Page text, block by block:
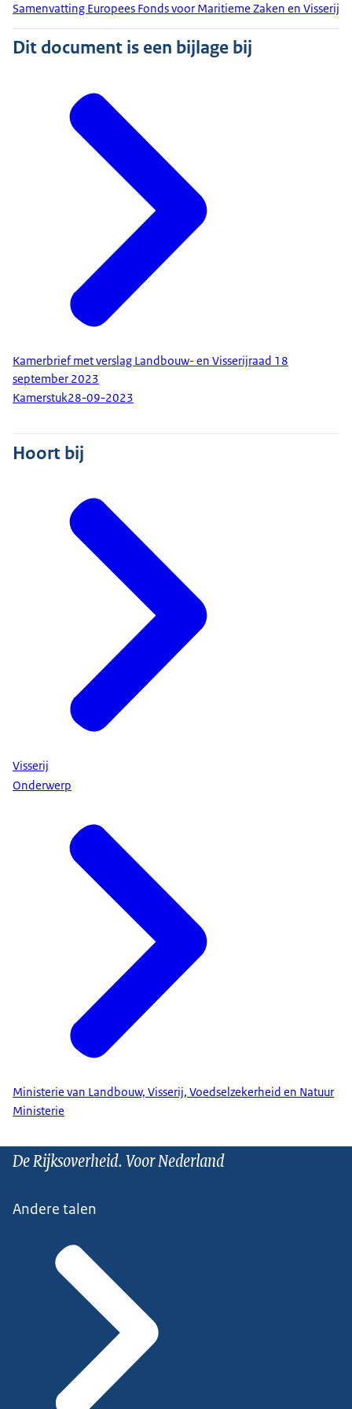
Samenvatting Europees Fonds voor Maritieme Zaken en Visserij
Dit document is een bijlage bij
Kamerbrief met verslag Landbouw- en Visserijraad 18
september 2023
Kamerstuk28-09-2023
Hoort bij
Visserij
Onderwerp
Ministerie van Landbouw, Visserij, Voedselzekerheid en Natuur
Ministerie
De Rijksoverheid. Voor Nederland
Andere talen